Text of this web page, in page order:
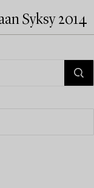
Syksy 2014